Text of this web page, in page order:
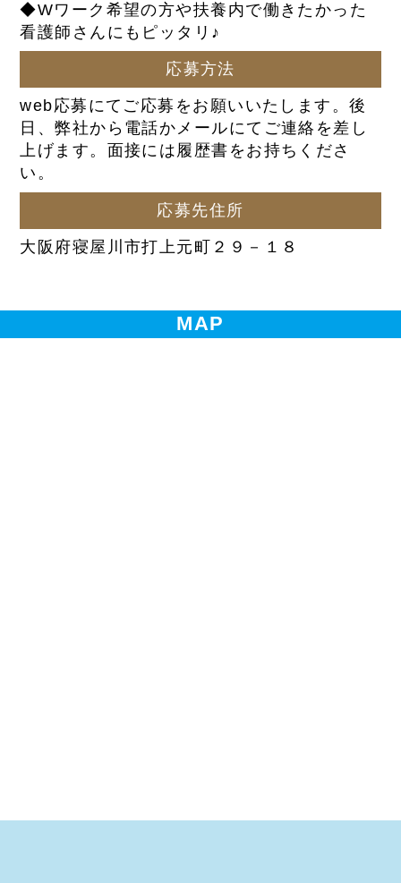
◆Wワーク希望の方や扶養内で働きたかった
看護師さんにもピッタリ♪
応募方法
web応募にてご応募をお願いいたします。後
日、弊社から電話かメールにてご連絡を差し
上げます。面接には履歴書をお持ちくださ
い。
応募先住所
大阪府寝屋川市打上元町２９－１８
MAP